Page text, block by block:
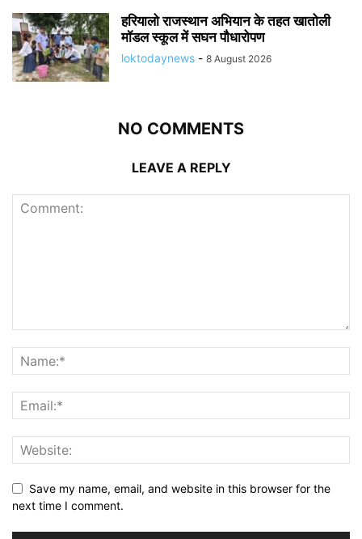
हरियालो राजस्थान अभियान के तहत खातोली
मॉडल स्कूल में सघन पौधारोपण
loktodaynews - 8 August 2026
NO COMMENTS
LEAVE A REPLY
Save my name, email, and website in this browser for the
next time I comment.